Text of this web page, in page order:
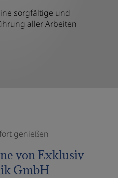
sorgfältige und
aller Arbeiten
genießen
von Exklusiv
GmbH